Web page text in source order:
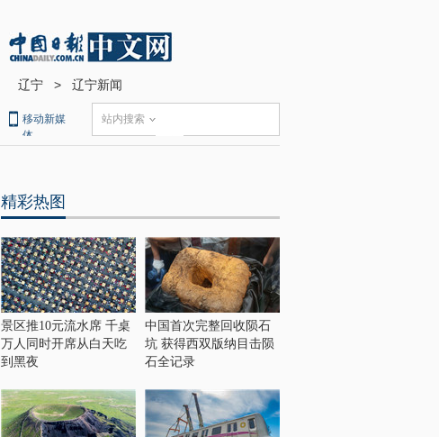
辽宁 > 辽宁新闻
移动新媒
体
站内搜索
精彩热图
景区推10元流水席 千桌
万人同时开席从白天吃
到黑夜
中国首次完整回收陨石
坑 获得西双版纳目击陨
石全记录